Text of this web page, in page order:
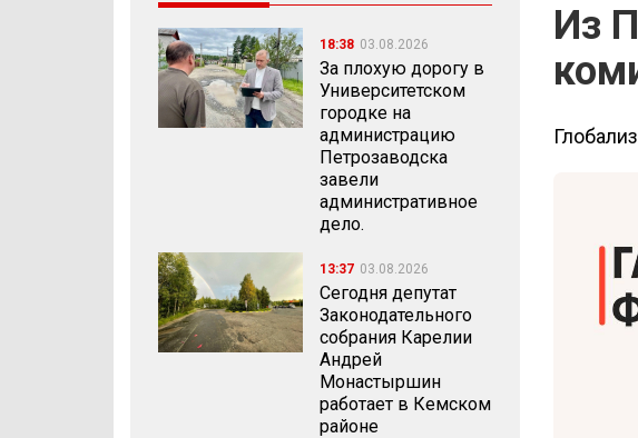
18:38 03.08.2026
За плохую дорогу в
Университетском
городке на
администрацию
Петрозаводска
завели
административное
дело.
13:37 03.08.2026
Сегодня депутат
Законодательного
собрания Карелии
Андрей
Монастыршин
работает в Кемском
районе
Из